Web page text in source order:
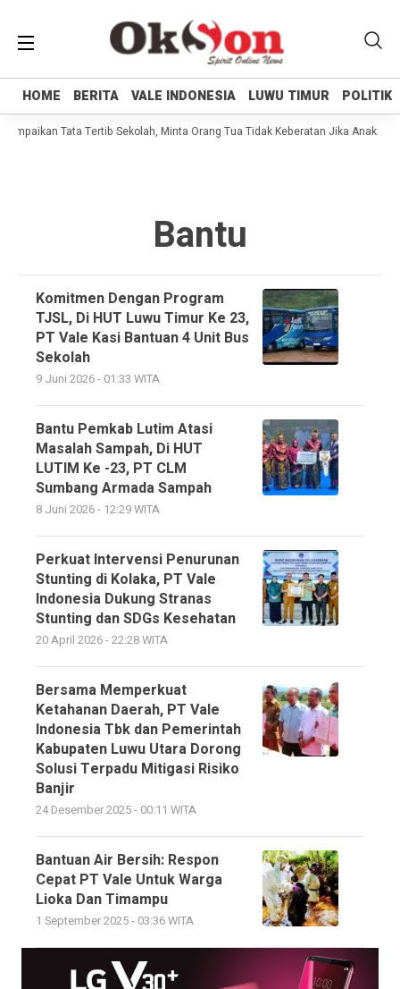
HOME BERITA VALE INDONESIA LUWU TIMUR POLITIK
HOME BERITA VALE INDONESIA LUWU TIMUR POLITIK
Tata Tertib Sekolah, Minta Orang Tua Tidak Keberatan Jika Anaknya
Bantu
Komitmen Dengan Program
TJSL, Di HUT Luwu Timur Ke 23,
PT Vale Kasi Bantuan 4 Unit Bus
Sekolah
9 Juni 2026 - 01:33 WITA
Bantu Pemkab Lutim Atasi
Masalah Sampah, Di HUT
LUTIM Ke -23, PT CLM
Sumbang Armada Sampah
8 Juni 2026 - 12:29 WITA
Perkuat Intervensi Penurunan
Stunting di Kolaka, PT Vale
Indonesia Dukung Stranas
Stunting dan SDGs Kesehatan
20 April 2026 - 22:28 WITA
Bersama Memperkuat
Ketahanan Daerah, PT Vale
Indonesia Tbk dan Pemerintah
Kabupaten Luwu Utara Dorong
Solusi Terpadu Mitigasi Risiko
Banjir
24 Desember 2025 - 00:11 WITA
Bantuan Air Bersih: Respon
Cepat PT Vale Untuk Warga
Lioka Dan Timampu
1 September 2025 - 03:36 WITA